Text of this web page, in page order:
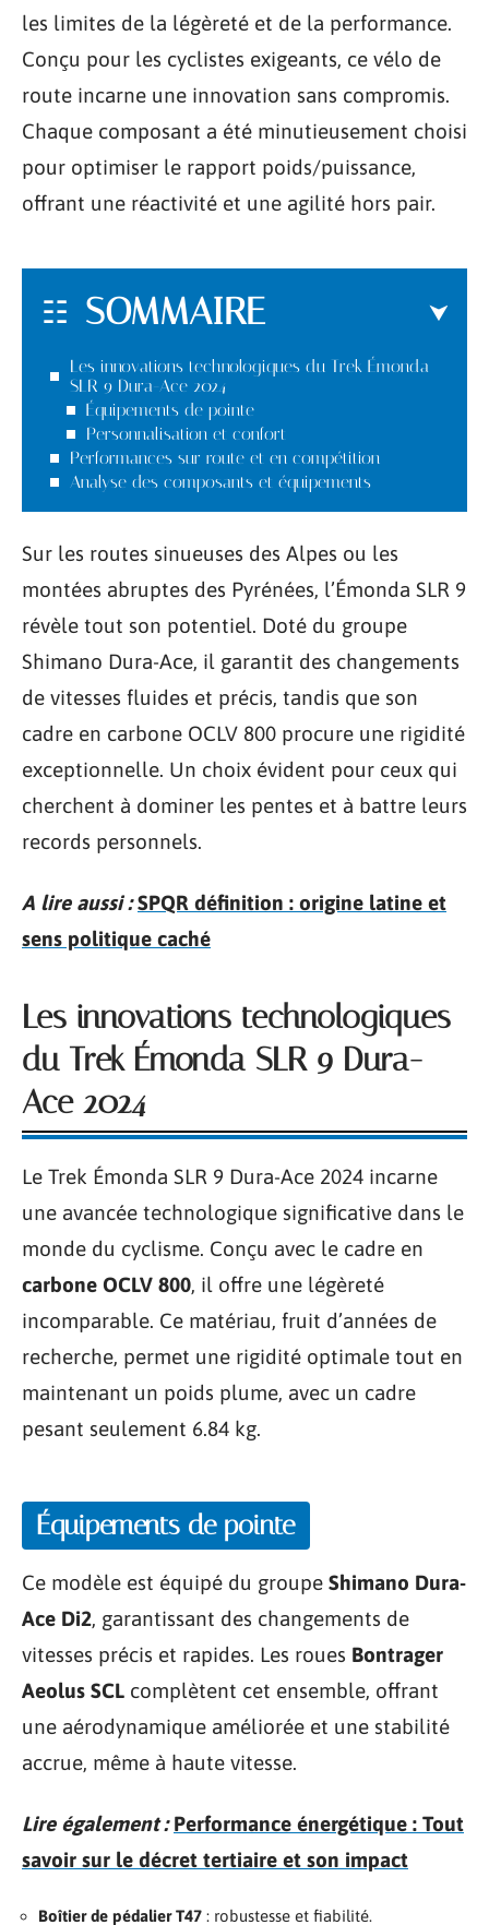
les limites de la légèreté et de la performance.
Conçu pour les cyclistes exigeants, ce vélo de
route incarne une innovation sans compromis.
Chaque composant a été minutieusement choisi
pour optimiser le rapport poids/puissance,
offrant une réactivité et une agilité hors pair.
SOMMAIRE
Les innovations technologiques du Trek Émonda
SLR 9 Dura-Ace 2024
Équipements de pointe
Personnalisation et confort
Performances sur route et en compétition
Analyse des composants et équipements
Sur les routes sinueuses des Alpes ou les
montées abruptes des Pyrénées, l’Émonda SLR 9
révèle tout son potentiel. Doté du groupe
Shimano Dura-Ace, il garantit des changements
de vitesses fluides et précis, tandis que son
cadre en carbone OCLV 800 procure une rigidité
exceptionnelle. Un choix évident pour ceux qui
cherchent à dominer les pentes et à battre leurs
records personnels.
A lire aussi : SPQR définition : origine latine et
sens politique caché
Les innovations technologiques
du Trek Émonda SLR 9 Dura-
Ace 2024
Le Trek Émonda SLR 9 Dura-Ace 2024 incarne
une avancée technologique significative dans le
monde du cyclisme. Conçu avec le cadre en
carbone OCLV 800, il offre une légèreté
incomparable. Ce matériau, fruit d’années de
recherche, permet une rigidité optimale tout en
maintenant un poids plume, avec un cadre
pesant seulement 6.84 kg.
Équipements de pointe
Ce modèle est équipé du groupe Shimano Dura-
Ace Di2, garantissant des changements de
vitesses précis et rapides. Les roues Bontrager
Aeolus SCL complètent cet ensemble, offrant
une aérodynamique améliorée et une stabilité
accrue, même à haute vitesse.
Lire également : Performance énergétique : Tout
savoir sur le décret tertiaire et son impact
Boîtier de pédalier T47 : robustesse et fiabilité.